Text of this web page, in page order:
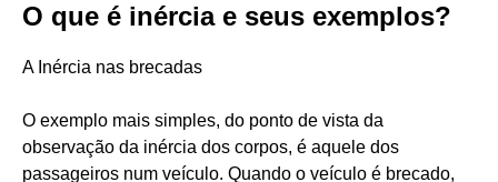
O que é inércia e seus exemplos?
A Inércia nas brecadas
O exemplo mais simples, do ponto de vista da
observação da inércia dos corpos, é aquele dos
passageiros num veículo. Quando o veículo é brecado,